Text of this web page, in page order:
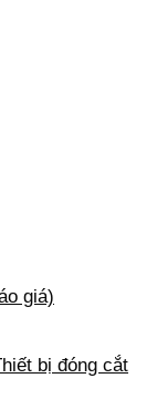
giá)
bị đóng cắt